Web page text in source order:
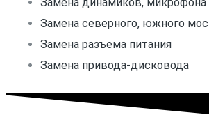
Замена динамиков, микрофона
Замена северного, южного
Замена разъема питания
Замена привода-дисковода